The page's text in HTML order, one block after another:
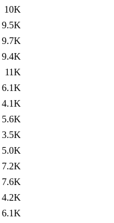
10K
9.5K
9.7K
9.4K
11K
6.1K
4.1K
5.6K
3.5K
5.0K
7.2K
7.6K
4.2K
6.1K